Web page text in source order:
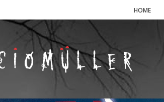
HOME